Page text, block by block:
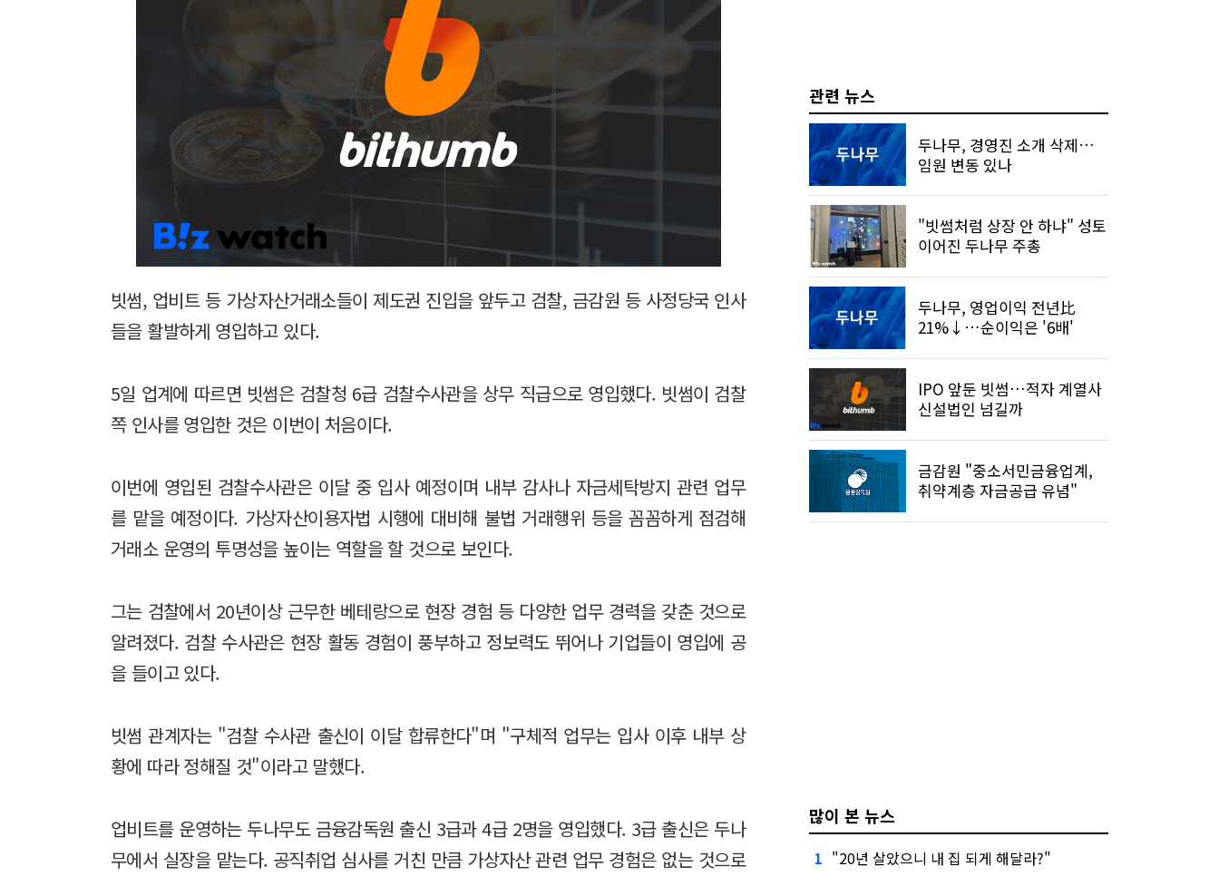
빗썸, 업비트 등 가상자산거래소들이 제도권 진입을 앞두고 검찰, 금감원 등 사정당국 인사
들을 활발하게 영입하고 있다.
5일 업계에 따르면 빗썸은 검찰청 6급 검찰수사관을 상무 직급으로 영입했다. 빗썸이 검찰
쪽 인사를 영입한 것은 이번이 처음이다.
이번에 영입된 검찰수사관은 이달 중 입사 예정이며 내부 감사나 자금세탁방지 관련 업무
를 맡을 예정이다. 가상자산이용자법 시행에 대비해 불법 거래행위 등을 꼼꼼하게 점검해
거래소 운영의 투명성을 높이는 역할을 할 것으로 보인다.
그는 검찰에서 20년이상 근무한 베테랑으로 현장 경험 등 다양한 업무 경력을 갖춘 것으로
알려졌다. 검찰 수사관은 현장 활동 경험이 풍부하고 정보력도 뛰어나 기업들이 영입에 공
을 들이고 있다.
빗썸 관계자는 "검찰 수사관 출신이 이달 합류한다"며 "구체적 업무는 입사 이후 내부 상
황에 따라 정해질 것"이라고 말했다.
업비트를 운영하는 두나무도 금융감독원 출신 3급과 4급 2명을 영입했다. 3급 출신은 두나
무에서 실장을 맡는다. 공직취업 심사를 거친 만큼 가상자산 관련 업무 경험은 없는 것으로
관련 뉴스
두나무, 경영진 소개 삭제…
임원 변동 있나
"빗썸처럼 상장 안 하냐" 성토
이어진 두나무 주총
두나무, 영업이익 전년比
21%↓…순이익은 '6배'
IPO 앞둔 빗썸…적자 계열사
신설법인 넘길까
금감원 "중소서민금융업계,
취약계층 자금공급 유념"
많이 본 뉴스
1 "20년 살았으니 내 집 되게 해달라?"